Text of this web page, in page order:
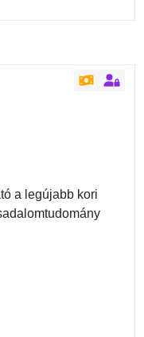
a legújabb kori